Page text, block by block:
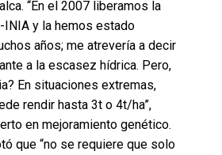
“En el 2007 liberamos la
INIA y la hemos estado
años; me atrevería a decir
a la escasez hídrica. Pero,
En situaciones extremas,
rendir hasta 3t o 4t/ha”,
en mejoramiento genético.
que “no se requiere que solo